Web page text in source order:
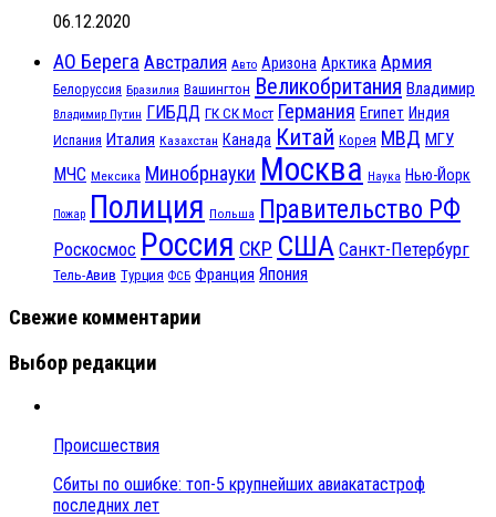
06.12.2020
АО Берега Австралия Авто Аризона Арктика Армия
Белоруссия Бразилия Вашингтон Великобритания Владимир
Владимир Путин ГИБДД ГК СК Мост Германия Египет Индия
Испания Италия Казахстан Канада Китай Корея МВД МГУ
МЧС Мексика Минобрнауки Москва Наука Нью-Йорк
Пожар Полиция Польша Правительство РФ
Роскосмос Россия СКР США Санкт-Петербург
Тель-Авив Турция ФСБ Франция Япония
Свежие комментарии
Выбор редакции
Происшествия
Сбиты по ошибке: топ-5 крупнейших авиакатастроф
последних лет